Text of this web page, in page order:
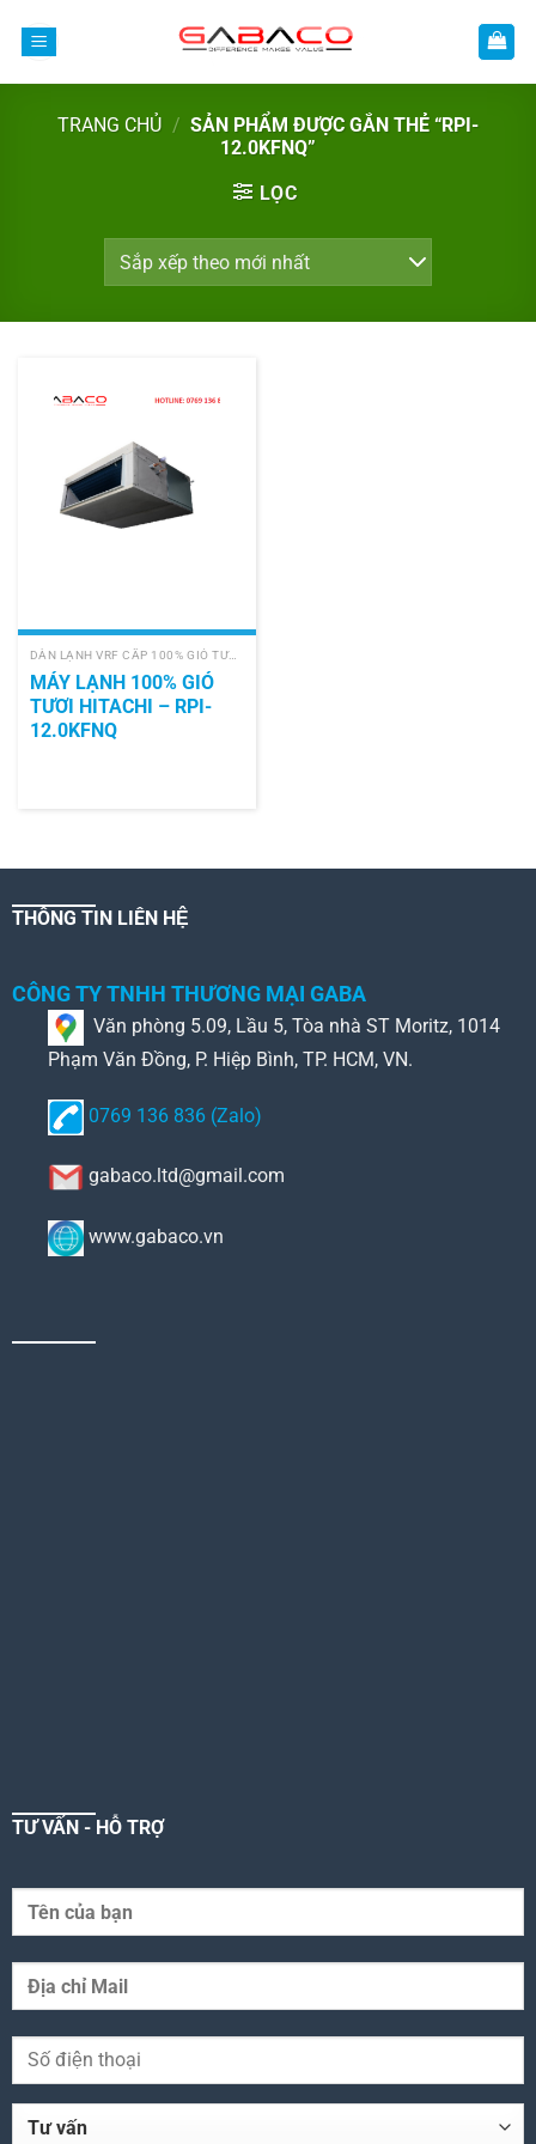
TRANG CHỦ / SẢN PHẨM ĐƯỢC GẮN THẺ “RPI-
12.0KFNQ”
LỌC
DÀN LẠNH VRF CẤP 100% GIÓ TƯƠI (PAU)
MÁY LẠNH 100% GIÓ
TƯƠI HITACHI – RPI-
12.0KFNQ
THÔNG TIN LIÊN HỆ
CÔNG TY TNHH THƯƠNG MẠI GABA
Văn phòng 5.09, Lầu 5, Tòa nhà ST Moritz, 1014
Phạm Văn Đồng, P. Hiệp Bình, TP. HCM, VN.
0769 136 836 (Zalo)
gabaco.ltd@gmail.com
www.gabaco.vn
TƯ VẤN - HỖ TRỢ